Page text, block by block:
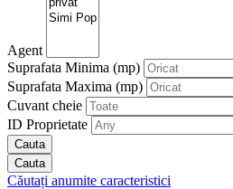
Agent
Suprafata Minima (mp)
Suprafata Maxima (mp)
Cuvant cheie
ID Proprietate
Căutați anumite caracteristici